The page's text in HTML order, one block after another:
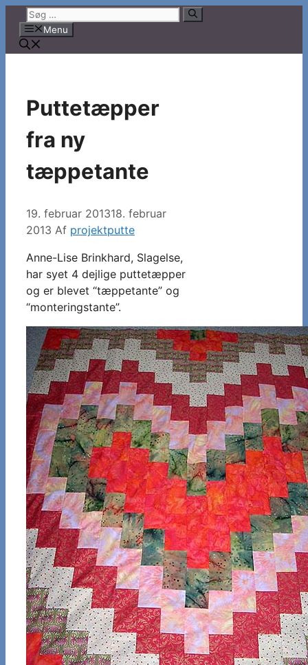
indhold
Søg
efter:Menu
Puttetæpper
fra ny
tæppetante
19. februar 201318. februar
2013 Af projektputte
Anne-Lise Brinkhard, Slagelse,
har syet 4 dejlige puttetæpper
og er blevet “tæppetante” og
“monteringstante”.